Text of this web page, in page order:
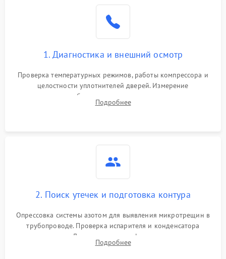
работе
2000 ₽ Подробнее →
1000 ₽
1800 ₽
1. Диагностика и внешний осмотр
Проверка температурных режимов, работы компрессора и
целостности уплотнителей дверей. Измерение
сопротивления обмоток мотора, проверка термостата и
считывание кодов ошибок с электронного дисплея.
Подробнее
2. Поиск утечек и подготовка контура
Опрессовка системы азотом для выявления микротрещин в
трубопроводе. Проверка испарителя и конденсатора
течеискателем. Демонтаж старого фильтра-осушителя и
продувка капиллярной трубки для устранения засоров.
Подробнее